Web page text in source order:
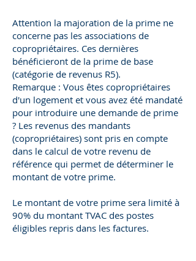
Attention la majoration de la prime ne
concerne pas les associations de
copropriétaires. Ces dernières
bénéficieront de la prime de base
(catégorie de revenus R5).
Remarque : Vous êtes copropriétaires
d'un logement et vous avez été mandaté
pour introduire une demande de prime
? Les revenus des mandants
(copropriétaires) sont pris en compte
dans le calcul de votre revenu de
référence qui permet de déterminer le
montant de votre prime.
Le montant de votre prime sera limité à
90% du montant TVAC des postes
éligibles repris dans les factures.